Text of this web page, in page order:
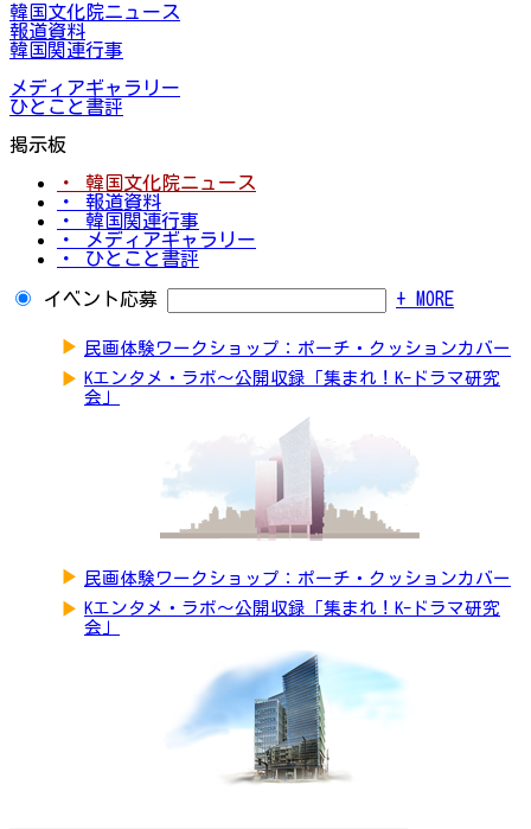
韓国文化院ニュース
報道資料
韓国関連行事
メディアギャラリー
ひとこと書評
掲示板
・ 韓国文化院ニュース
・ 報道資料
・ 韓国関連行事
・ メディアギャラリー
・ ひとこと書評
イベント応募 + MORE
▶ 民画体験ワークショップ：ポーチ・クッションカバー
▶ Kエンタメ・ラボ～公開収録「集まれ！K-ドラマ研究
会」
▶ 民画体験ワークショップ：ポーチ・クッションカバー
▶ Kエンタメ・ラボ～公開収録「集まれ！K-ドラマ研究
会」